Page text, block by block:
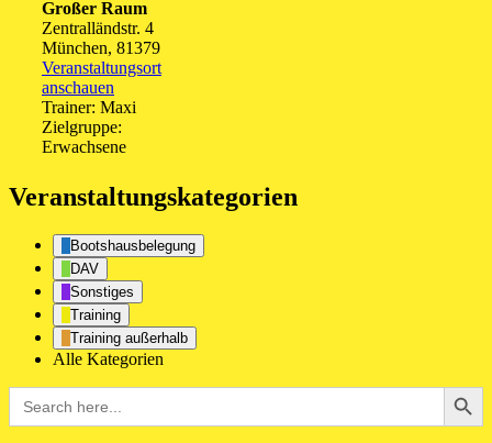
Großer Raum
Zentralländstr. 4
München, 81379
Veranstaltungsort
anschauen
Trainer: Maxi
Zielgruppe:
Erwachsene
Veranstaltungskategorien
Bootshausbelegung
DAV
Sonstiges
Training
Training außerhalb
Alle Kategorien
Search
for:
Search Button